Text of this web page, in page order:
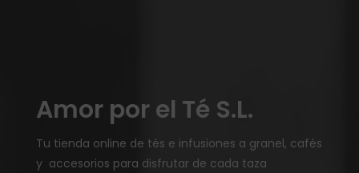
Amor por el Té S.L.
Tu tienda online de tés e infusiones a granel, cafés
y accesorios para disfrutar de cada taza